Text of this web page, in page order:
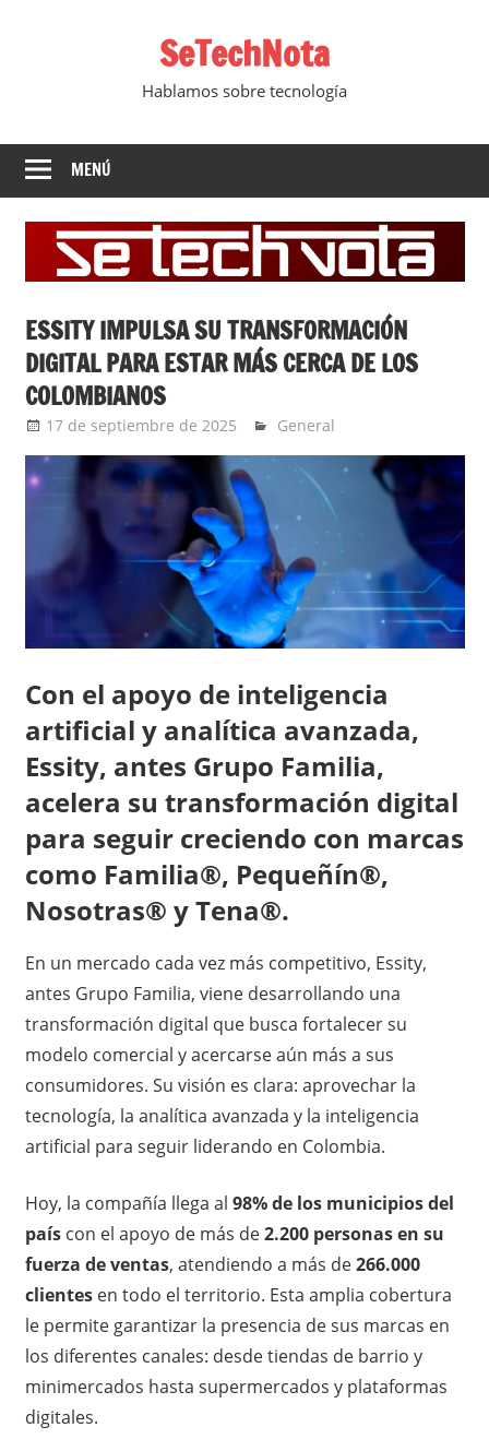
SeTechNota
Hablamos sobre tecnología
MENÚ
ESSITY IMPULSA SU TRANSFORMACIÓN
DIGITAL PARA ESTAR MÁS CERCA DE LOS
COLOMBIANOS
17 de septiembre de 2025 Ernesto Herrera
General
Con el apoyo de inteligencia
artificial y analítica avanzada,
Essity, antes Grupo Familia,
acelera su transformación digital
para seguir creciendo con marcas
como Familia®, Pequeñín®,
Nosotras® y Tena®.
En un mercado cada vez más competitivo, Essity,
antes Grupo Familia, viene desarrollando una
transformación digital que busca fortalecer su
modelo comercial y acercarse aún más a sus
consumidores. Su visión es clara: aprovechar la
tecnología, la analítica avanzada y la inteligencia
artificial para seguir liderando en Colombia.
Hoy, la compañía llega al 98% de los municipios del
paíscon el apoyo de más de2.200 personas en su
fuerza de ventas, atendiendo a más de266.000
clientesen todo el territorio. Esta amplia cobertura
le permite garantizar la presencia de sus marcas en
los diferentes canales: desde tiendas de barrio y
minimercados hasta supermercados y plataformas
digitales.